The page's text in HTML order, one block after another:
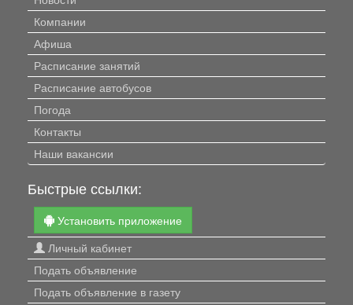
Компании
Афиша
Расписание занятий
Расписание автобусов
Погода
Контакты
Наши вакансии
Быстрые ссылки:
Установить приложение
Личный кабинет
Подать объявление
Подать объявление в газету